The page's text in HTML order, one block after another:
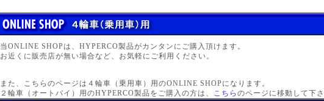
当ONLINE SHOPは、HYPERCO製品がカンタンにご購入頂けます。
お近くに販売店が無い場合など、お気軽にご利用ください。
また、こちらのページは４輪車（乗用車）用のONLINE SHOPになります。
２輪車（オートバイ）用のHYPERCO製品をご購入の方は、 こちら のページに移動して下さ